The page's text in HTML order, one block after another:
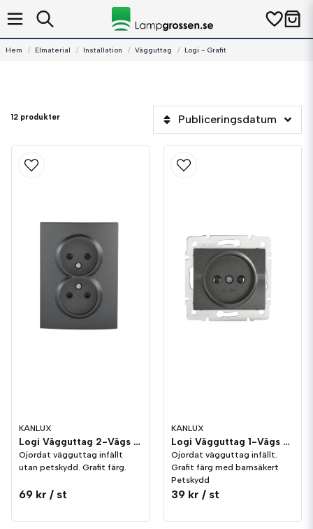
Hem Elmaterial Installation Vägguttag Logi - Grafit
12 produkter Publiceringsdatum
KANLUX
Logi Vägguttag 2-Vägs Ojordat Grafit
Ojordat vägguttag infällt
utan petskydd. Grafit färg.
69 kr / st
KANLUX
Logi Vägguttag 1-Vägs Ojordat Grafit Petskydd
Ojordat vägguttag infällt.
Grafit färg med barnsäkert
Petskydd
39 kr / st